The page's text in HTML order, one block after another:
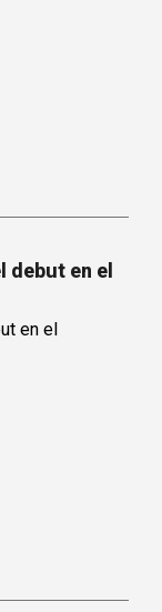
debut en el